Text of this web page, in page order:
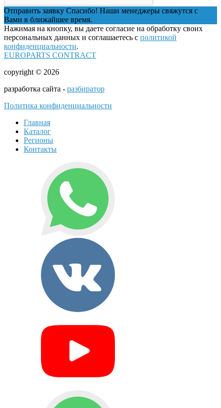
Отправить заявку Спасибо! Наши менеджеры свяжутся с
Вами в ближайшее время.
Нажимая на кнопку, вы даете согласие на обработку своих
персональных данных и соглашаетесь с политикой
конфиденциальности.
EUROPARTS CONTRACT
copyright © 2026
разработка сайта - разбиратор
Политика конфиденциальности
Главная
Каталог
Регионы
Контакты